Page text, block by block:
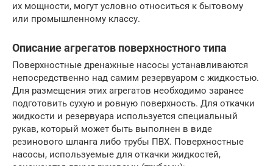
их мощности, могут условно относиться к бытовому
или промышленному классу.
Описание агрегатов поверхностного типа
Поверхностные дренажные насосы устанавливаются
непосредственно над самим резервуаром с жидкостью.
Для размещения этих агрегатов необходимо заранее
подготовить сухую и ровную поверхность. Для откачки
жидкости и резервуара используется специальный
рукав, который может быть выполнен в виде
резинового шланга либо трубы ПВХ. Поверхностные
насосы, используемые для откачки жидкостей,